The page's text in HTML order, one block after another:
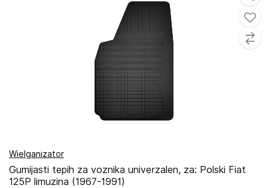
Wielganizator
Gumijasti tepih za voznika univerzalen, za: Polski Fiat
125P limuzina (1967-1991)